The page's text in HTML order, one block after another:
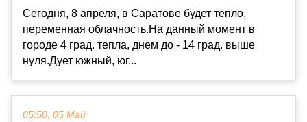
Сегодня, 8 апреля, в Саратове будет тепло,
переменная облачность.На данный момент в
городе 4 град. тепла, днем до - 14 град. выше
нуля.Дует южный, юг...
05:50, 05 Май